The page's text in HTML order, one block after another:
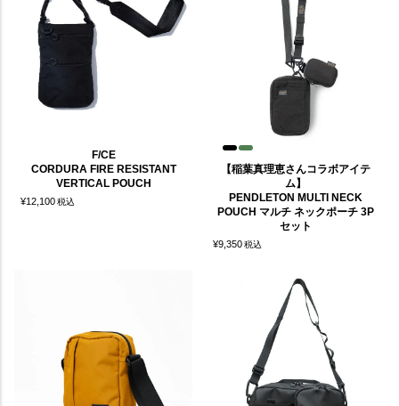
F/CE
CORDURA FIRE RESISTANT
VERTICAL POUCH
¥12,100税込
【稲葉真理恵さんコラボアイテ
ム】
PENDLETON MULTI NECK
POUCH マルチ ネックポーチ 3P
セット
¥9,350税込